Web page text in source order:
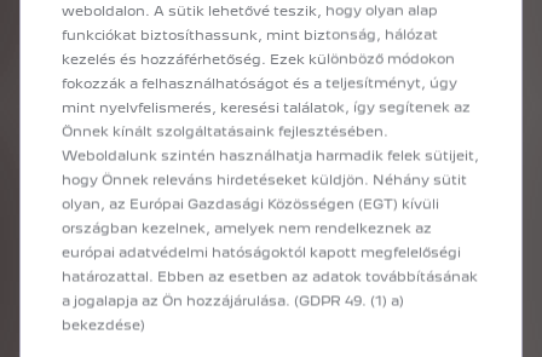
PEUGEOT OPTIWAY EXTRA ÁRLISTA
ÁLTALÁNOS SZERZŐDÉSI FELTÉTELEK
JOGI MEGJEGYZÉS
*A feltüntetett tartalom tájékoztató jellegű A tájékoztatás nem
teljes körű és nem tekinthető szerződés hivatalos alapjának. A
weboldalon. A sütik lehetővé teszik, hogy olyan alap
funkciókat biztosíthassunk, mint biztonság, hálózat
kezelés és hozzáférhetőség. Ezek különböző módokon
fokozzák a felhasználhatóságot és a teljesítményt, úgy
mint nyelvfelismerés, keresési találatok, így segítenek az
Önnek kínált szolgáltatásaink fejlesztésében.
Weboldalunk szintén használhatja harmadik felek sütijeit,
hogy Önnek releváns hirdetéseket küldjön. Néhány sütit
olyan, az Európai Gazdasági Közösségen (EGT) kívüli
országban kezelnek, amelyek nem rendelkeznek az
európai adatvédelmi hatóságoktól kapott megfelelőségi
határozattal. Ebben az esetben az adatok továbbításának
a jogalapja az Ön hozzájárulása. (GDPR 49. (1) a)
bekezdése)